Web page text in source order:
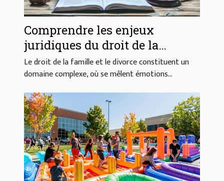
Comprendre les enjeux
juridiques du droit de la
famille et du divorce
Le droit de la famille et le divorce constituent un
domaine complexe, où se mêlent émotions...